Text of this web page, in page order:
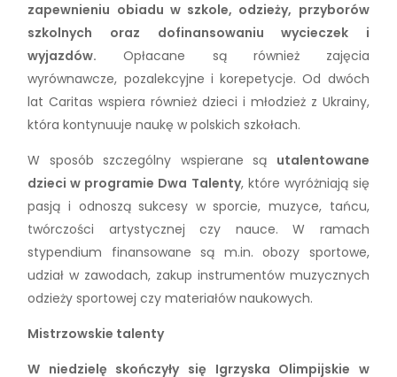
zapewnieniu obiadu w szkole, odzieży, przyborów
szkolnych oraz dofinansowaniu wycieczek i
wyjazdów. Opłacane są również zajęcia
wyrównawcze, pozalekcyjne i korepetycje. Od dwóch
lat Caritas wspiera również dzieci i młodzież z Ukrainy,
która kontynuuje naukę w polskich szkołach.
W sposób szczególny wspierane są utalentowane
dzieci w programie Dwa Talenty, które wyróżniają się
pasją i odnoszą sukcesy w sporcie, muzyce, tańcu,
twórczości artystycznej czy nauce. W ramach
stypendium finansowane są m.in. obozy sportowe,
udział w zawodach, zakup instrumentów muzycznych
odzieży sportowej czy materiałów naukowych.
Mistrzowskie talenty
W niedzielę skończyły się Igrzyska Olimpijskie w